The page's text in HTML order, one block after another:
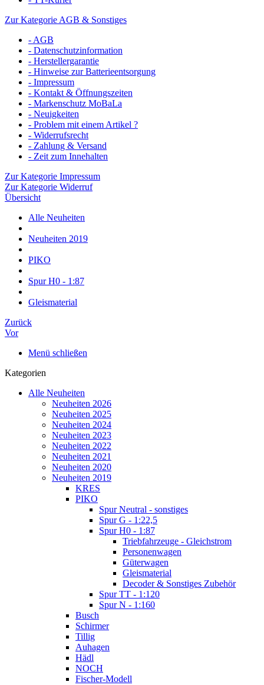
Zur Kategorie AGB & Sonstiges
- AGB
- Datenschutzinformation
- Herstellergarantie
- Hinweise zur Batterieentsorgung
- Impressum
- Kontakt & Öffnungszeiten
- Markenschutz MoBaLa
- Neuigkeiten
- Problem mit einem Artikel ?
- Widerrufsrecht
- Zahlung & Versand
- Zeit zum Innehalten
Zur Kategorie Impressum
Zur Kategorie Widerruf
Übersicht
Alle Neuheiten
Neuheiten 2019
PIKO
Spur H0 - 1:87
Gleismaterial
Zurück
Vor
Menü schließen
Kategorien
Alle Neuheiten
Neuheiten 2026
Neuheiten 2025
Neuheiten 2024
Neuheiten 2023
Neuheiten 2022
Neuheiten 2021
Neuheiten 2020
Neuheiten 2019
KRES
PIKO
Spur Neutral - sonstiges
Spur G - 1:22,5
Spur H0 - 1:87
Triebfahrzeuge - Gleichstrom
Personenwagen
Güterwagen
Gleismaterial
Decoder & Sonstiges Zubehör
Spur TT - 1:120
Spur N - 1:160
Busch
Schirmer
Tillig
Auhagen
Hädl
NOCH
Fischer-Modell